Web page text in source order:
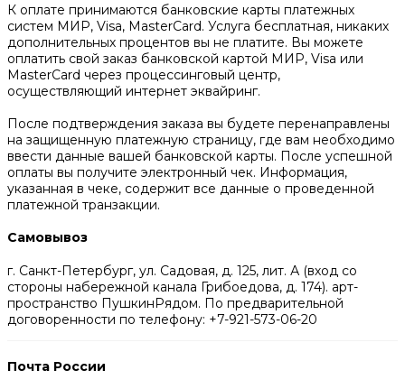
К оплате принимаются банковские карты платежных
систем МИР, Visa, MasterCard. Услуга бесплатная, никаких
дополнительных процентов вы не платите. Вы можете
оплатить свой заказ банковской картой МИР, Visa или
MasterCard через процессинговый центр,
осуществляющий интернет эквайринг.
После подтверждения заказа вы будете перенаправлены
на защищенную платежную страницу, где вам необходимо
ввести данные вашей банковской карты. После успешной
оплаты вы получите электронный чек. Информация,
указанная в чеке, содержит все данные о проведенной
платежной транзакции.
Самовывоз
г. Санкт-Петербург, ул. Садовая, д. 125, лит. А (вход со
стороны набережной канала Грибоедова, д. 174). арт-
пространство ПушкинРядом. По предварительной
договоренности по телефону: +7-921-573-06-20
Почта России